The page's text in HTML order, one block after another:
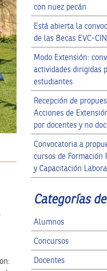
con nuez pecán
Está abierta la
de las Becas EVC-CIN
Modo Extensión:
actividades dirigidas
estudiantes
Recepción de
Acciones de
por docentes y no
Convocatoria a
cursos de Formación
y Capacitación
Categorías
Alumnos
Concursos
Docentes